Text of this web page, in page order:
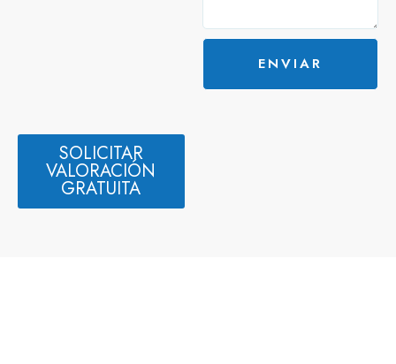
SOLICITAR
VALORACIÓN
GRATUITA
ENVIAR